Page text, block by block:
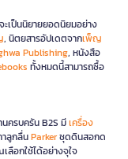
เป็นนิยายยอดนิยมอย่าง
, นิตยสารอัปเดตจากเพ็ญ
Publishing, หนังสือ
ทั้งหมดนี้สามารถซื้อ
ครบครัน B2S มีเครื่อง
าลูกลื่นParkerชุดดินสอกด
ลือกใช้ได้อย่างจุใจ